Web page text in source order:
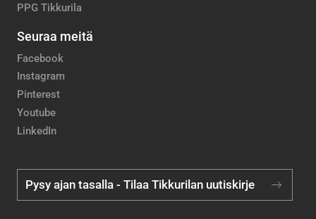
PPG Tikkurila
Seuraa meitä
Facebook
Instagram
Pinterest
Youtube
LinkedIn
Pysy ajan tasalla - Tilaa Tikkurilan uutiskirje